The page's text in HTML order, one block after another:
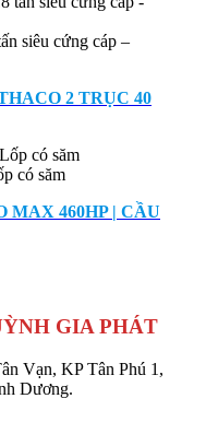
siêu cứng cáp –
2 TRỤC 40
có săm
MAX 460HP | CẦU
GIA PHÁT
Vạn, KP Tân Phú 1,
Dương.